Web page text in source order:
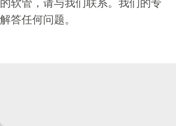
答任何问题。